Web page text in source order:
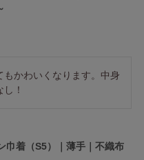
もかわいくなります。中身
！
巾着（S5）｜薄手｜不織布